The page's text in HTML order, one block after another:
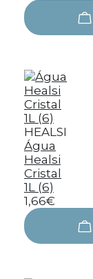
HEALSI
Água
Healsi
Cristal
1L (6)
1,66€